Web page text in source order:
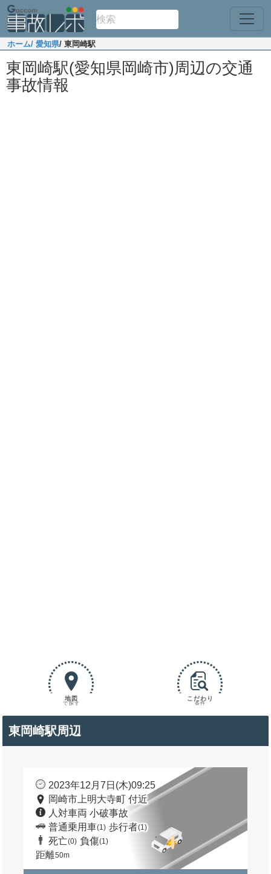
ホーム/ 愛知県/ 東岡崎駅
東岡崎駅(愛知県岡崎市)周辺の交通
事故情報
地図
で探す
こだわり
条件
東岡崎駅周辺
2023年12月7日(木)09:25
岡崎市上明大寺町 付近
人対車両 小破事故
普通乗用車(1) 歩行者(1)
死亡(0) 負傷(1)
距離50m